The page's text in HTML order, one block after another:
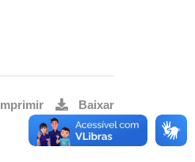
Imprimir Baixar